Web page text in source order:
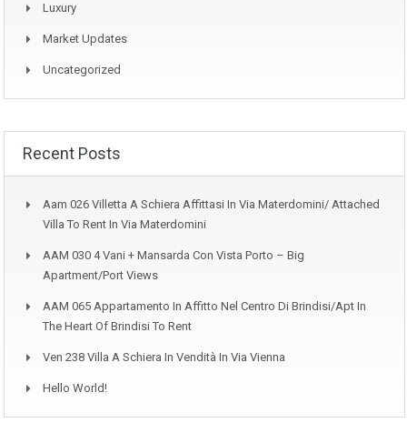
Luxury
Market Updates
Uncategorized
Recent Posts
Aam 026 Villetta A Schiera Affittasi In Via Materdomini/ Attached
Villa To Rent In Via Materdomini
AAM 030 4 Vani + Mansarda Con Vista Porto – Big
Apartment/Port Views
AAM 065 Appartamento In Affitto Nel Centro Di Brindisi/Apt In
The Heart Of Brindisi To Rent
Ven 238 Villa A Schiera In Vendità In Via Vienna
Hello World!